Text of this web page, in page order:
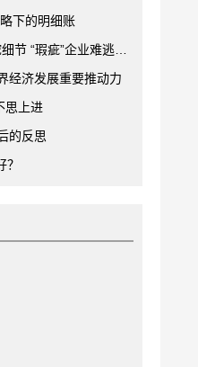
下的明细账
“瑕疵”企业难逃法眼
经济发展重要推动力
思上进
的反思